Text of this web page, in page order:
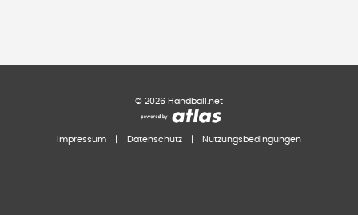
© 2026 Handball.net
Impressum Datenschutz Nutzungsbedingungen